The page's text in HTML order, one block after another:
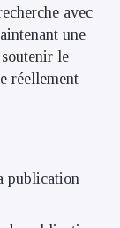
avec
une
le
réellement
publication